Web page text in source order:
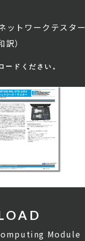
ットワークテスター
）
ードください。
Module